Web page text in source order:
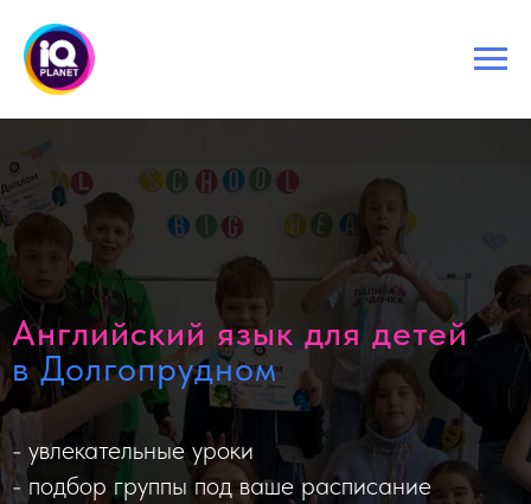
Английский язык для детей
в Долгопрудном
- увлекательные уроки
- подбор группы под ваше расписание